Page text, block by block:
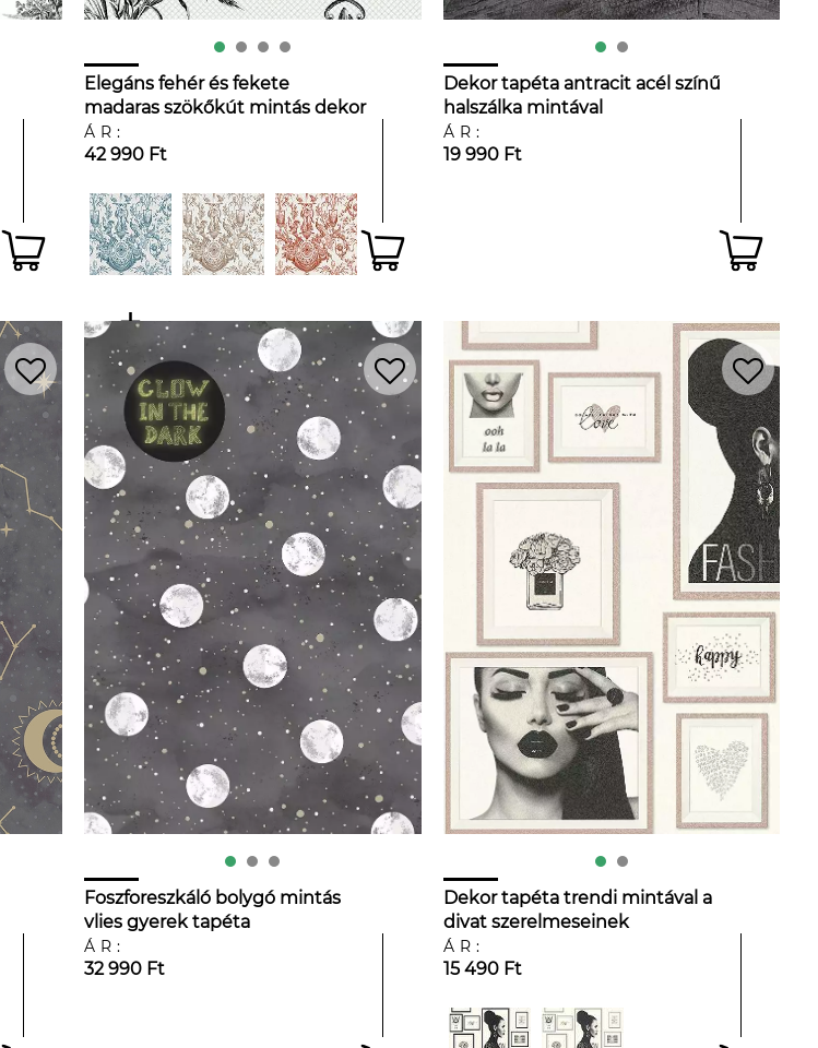
Elegáns fehér és fekete
madaras szökőkút mintás dekor
tapéta
ÁR:
42 990 Ft
Dekor tapéta antracit acél színű
halszálka mintával
ÁR:
19 990 Ft
Foszforeszkáló bolygó mintás
vlies gyerek tapéta
ÁR:
32 990 Ft
Dekor tapéta trendi mintával a
divat szerelmeseinek
ÁR:
15 490 Ft